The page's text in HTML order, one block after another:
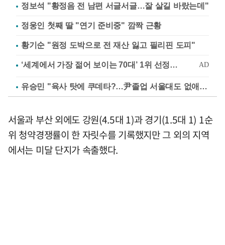
정보석 "황정음 전 남편 서글서글…잘 살길 바랐는데"
정웅인 첫째 딸 "연기 준비중" 깜짝 근황
황기순 "원정 도박으로 전 재산 잃고 필리핀 도피"
유승민 "육사 탓에 쿠데타?…尹졸업 서울대도 없애나"
서울과 부산 외에도 강원(4.5대 1)과 경기(1.5대 1) 1순
위 청약경쟁률이 한 자릿수를 기록했지만 그 외의 지역
에서는 미달 단지가 속출했다.